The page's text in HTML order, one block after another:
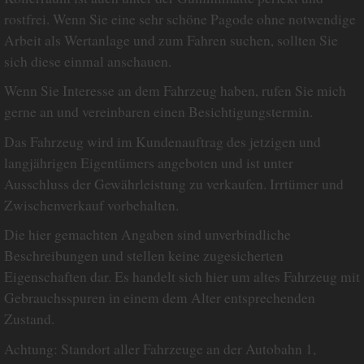
rostfrei. Wenn Sie eine sehr schöne Pagode ohne notwendige
Arbeit als Wertanlage und zum Fahren suchen, sollten Sie
sich diese einmal anschauen.
Wenn Sie Interesse an dem Fahrzeug haben, rufen Sie mich
gerne an und vereinbaren einen Besichtigungstermin.
Das Fahrzeug wird im Kundenauftrag des jetzigen und
langjährigen Eigentümers angeboten und ist unter
Ausschluss der Gewährleistung zu verkaufen. Irrtümer und
Zwischenverkauf vorbehalten.
Die hier gemachten Angaben sind unverbindliche
Beschreibungen und stellen keine zugesicherten
Eigenschaften dar. Es handelt sich hier um altes Fahrzeug mit
Gebrauchsspuren in einem dem Alter entsprechenden
Zustand.
Achtung: Standort aller Fahrzeuge an der Autobahn 1,